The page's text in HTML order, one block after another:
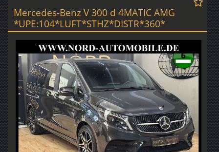
Mercedes-Benz V 300 d 4MATIC AMG
*UPE:104*LUFT*STHZ*DISTR*360*